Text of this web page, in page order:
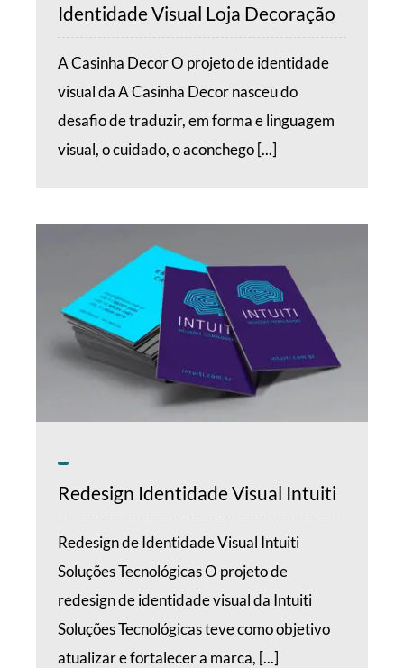
Identidade Visual Loja Decoração
A Casinha Decor O projeto de identidade
visual da A Casinha Decor nasceu do
desafio de traduzir, em forma e linguagem
visual, o cuidado, o aconchego [...]
Redesign Identidade Visual Intuiti
Redesign de Identidade Visual Intuiti
Soluções Tecnológicas O projeto de
redesign de identidade visual da Intuiti
Soluções Tecnológicas teve como objetivo
atualizar e fortalecer a marca, [...]